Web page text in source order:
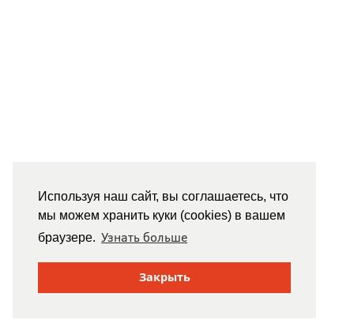
Используя наш сайт, вы соглашаетесь, что
мы можем хранить куки (cookies) в вашем
браузере. Узнать больше
Закрыть